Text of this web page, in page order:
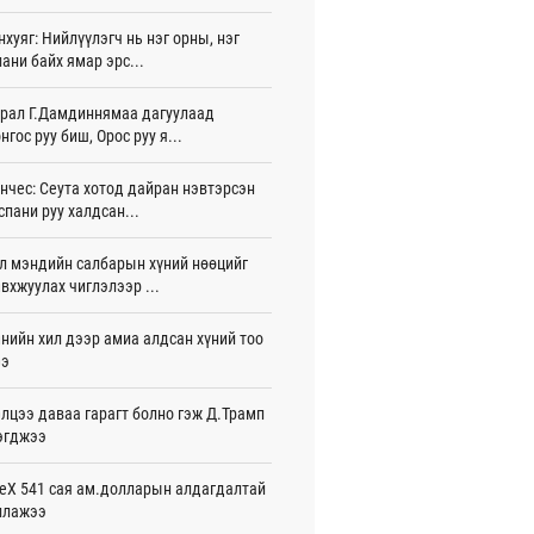
16 цаг 01 мин
Хасина Бангладешт эргэн ирэхээ
15 цаг 58 мин
15 цаг 54 мин
улсын хамтын ажиллагааны талаар
солилцов
сард Сүхбаатар боомтоор
Н.Амарзаяа: 32 хуудастай
дэвтэр долоо хоногт л дүүрдэг
15 цаг 31 мин
Нийлүүлэгч нь нэг орны, нэг
байх ямар эрс...
Г.Дамдиннямаа дагуулаад
руу биш, Орос руу я...
Сеута хотод дайран нэвтэрсэн
руу халдсан...
мэндийн салбарын хүний нөөцийг
чиглэлээр ...
хил дээр амиа алдсан хүний тоо
даваа гарагт болно гэж Д.Трамп
541 сая ам.долларын алдагдалтай